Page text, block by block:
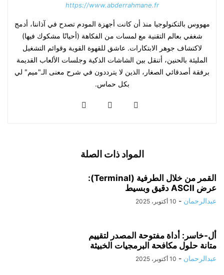
https://www.abderrahmane.fr
مهووس بالتكنولوجيا منذ أن كانت أجهزة المودم تصدح في آذاننا، أدمج
شغفي بعالم التقنية مع لمسات من الفكاهة (أحيانًا مشكوك فيها)
لاكتشاف جوهر الابتكارات. عاشق للقهوة القوية وقوائم التشغيل
المليئة بالحنين، أتنقل بين الشاشات الذكية وجلسات الألعاب القديمة
برفقة أصدقائي الصغار، الذين لا يترددون في شرح معنى الـ"ميم" لي
بكل حماس.
المواد ذات الصلة
القمر من خلال الطرفية (Terminal):
عرض ASCII دقيق وبسيط
عبدالرحمان - 10 أكتوبر، 2025
أل-خاسر: أداة مفتوحة المصدر لتقييم
متانة حلول مكافحة البرمجيات الخبيثة
عبدالرحمان - 10 أكتوبر، 2025